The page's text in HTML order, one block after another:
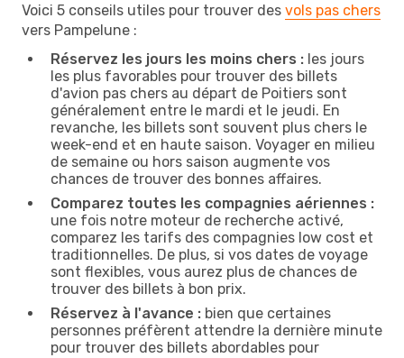
Voici 5 conseils utiles pour trouver des vols pas chers
vers Pampelune :
Réservez les jours les moins chers : les jours
les plus favorables pour trouver des billets
d'avion pas chers au départ de Poitiers sont
généralement entre le mardi et le jeudi. En
revanche, les billets sont souvent plus chers le
week-end et en haute saison. Voyager en milieu
de semaine ou hors saison augmente vos
chances de trouver des bonnes affaires.
Comparez toutes les compagnies aériennes :
une fois notre moteur de recherche activé,
comparez les tarifs des compagnies low cost et
traditionnelles. De plus, si vos dates de voyage
sont flexibles, vous aurez plus de chances de
trouver des billets à bon prix.
Réservez à l'avance : bien que certaines
personnes préfèrent attendre la dernière minute
pour trouver des billets abordables pour